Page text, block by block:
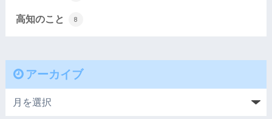
高知のこと 8
アーカイブ